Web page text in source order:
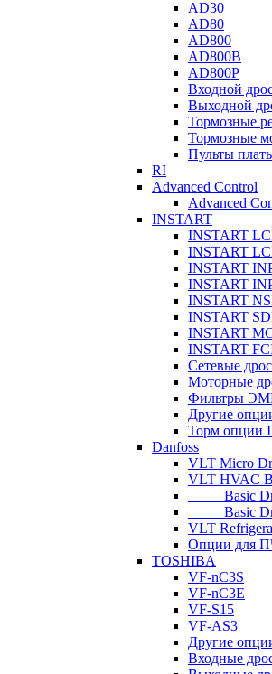
AD30
AD80
AD800
AD800B
AD800P
Входной
Выходной
Тормозные
Тормозные
Пульты
RI
Advanced Control
Advanced
INSTART
INSTART
INSTART
INSTART
INSTART
INSTART
INSTART
INSTART
INSTART
Сетевые
Моторные
Фильтры
Другие
Торм опции
Danfoss
VLT Micro
VLT HVAC
_____Basic
_____Basic
VLT
Опции для
TOSHIBA
VF-nC3S
VF-nC3E
VF-S15
VF-AS3
Другие
Входные